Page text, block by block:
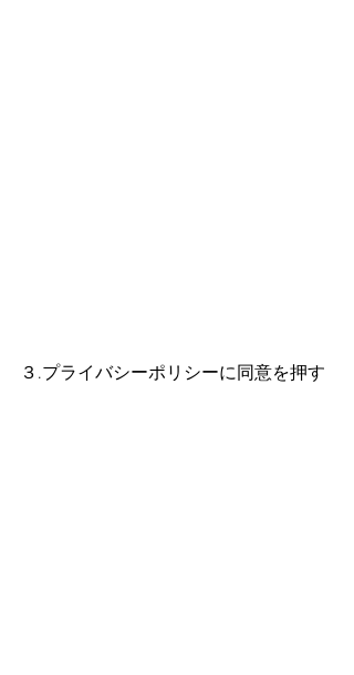
３.プライバシーポリシーに同意を押す